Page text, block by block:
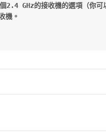
GHz的接收機的選項（你可
機。